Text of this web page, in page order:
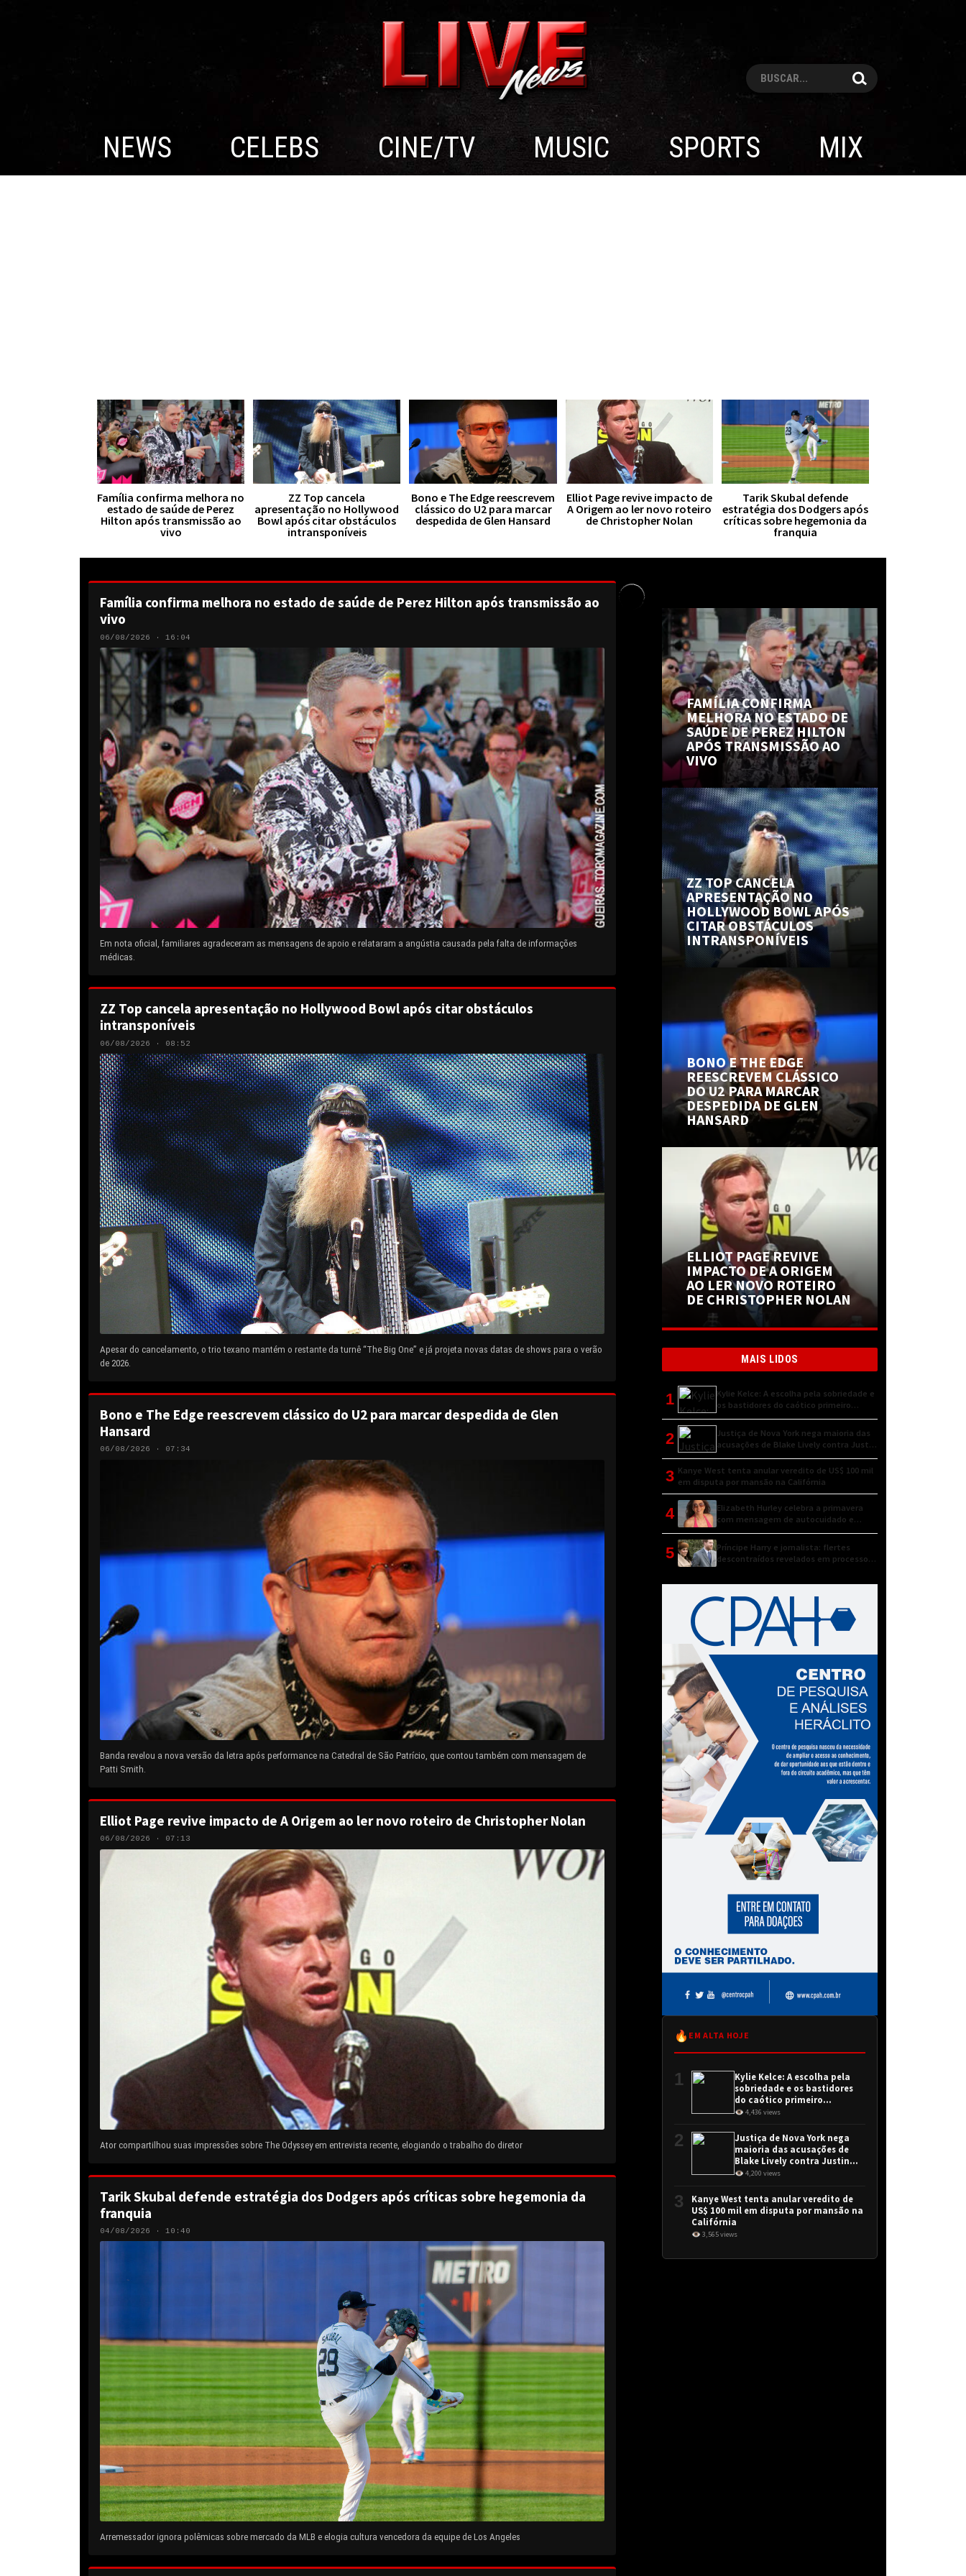
Pesquisar
NEWS CELEBS CINE/TV MUSIC SPORTS MIX
Família confirma melhora no
estado de saúde de Perez
Hilton após transmissão ao
vivo
ZZ Top cancela
apresentação no Hollywood
Bowl após citar obstáculos
intransponíveis
Bono e The Edge reescrevem
clássico do U2 para marcar
despedida de Glen Hansard
Elliot Page revive impacto de
A Origem ao ler novo roteiro
de Christopher Nolan
Tarik Skubal defende
estratégia dos Dodgers após
críticas sobre hegemonia da
franquia
Família confirma melhora no estado de saúde de Perez Hilton após transmissão ao
vivo
06/08/2026 · 16:04
Em nota oficial, familiares agradeceram as mensagens de apoio e relataram a angústia causada pela falta de informações
médicas.
ZZ Top cancela apresentação no Hollywood Bowl após citar obstáculos
intransponíveis
06/08/2026 · 08:52
Apesar do cancelamento, o trio texano mantém o restante da turnê “The Big One” e já projeta novas datas de shows para o verão
de 2026.
Bono e The Edge reescrevem clássico do U2 para marcar despedida de Glen
Hansard
06/08/2026 · 07:34
Banda revelou a nova versão da letra após performance na Catedral de São Patrício, que contou também com mensagem de
Patti Smith.
Elliot Page revive impacto de A Origem ao ler novo roteiro de Christopher Nolan
06/08/2026 · 07:13
Ator compartilhou suas impressões sobre The Odyssey em entrevista recente, elogiando o trabalho do diretor
Tarik Skubal defende estratégia dos Dodgers após críticas sobre hegemonia da
franquia
04/08/2026 · 10:40
Arremessador ignora polêmicas sobre mercado da MLB e elogia cultura vencedora da equipe de Los Angeles
FAMÍLIA CONFIRMA
MELHORA NO ESTADO DE
SAÚDE DE PEREZ HILTON
APÓS TRANSMISSÃO AO
VIVO
ZZ TOP CANCELA
APRESENTAÇÃO NO
HOLLYWOOD BOWL APÓS
CITAR OBSTÁCULOS
INTRANSPONÍVEIS
BONO E THE EDGE
REESCREVEM CLÁSSICO
DO U2 PARA MARCAR
DESPEDIDA DE GLEN
HANSARD
ELLIOT PAGE REVIVE
IMPACTO DE A ORIGEM
AO LER NOVO ROTEIRO
DE CHRISTOPHER NOLAN
MAIS LIDOS
1
Kylie Kelce: A escolha pela sobriedade e
os bastidores do caótico primeiro
encontro
2
Justiça de Nova York nega maioria das
acusações de Blake Lively contra Justin
Baldoni
3 Kanye West tenta anular veredito de US$ 100 mil
em disputa por mansão na Califórnia
4
Elizabeth Hurley celebra a primavera
com mensagem de autocuidado e
conexão natural
5
Príncipe Harry e jornalista: flertes
descontraídos revelados em processo
🔥 EM ALTA HOJE
1
Kylie Kelce: A escolha pela
sobriedade e os bastidores
do caótico primeiro
encontro
👁 4,436 views
2
Justiça de Nova York nega
maioria das acusações de
Blake Lively contra Justin
Baldoni
👁 4,200 views
3
Kanye West tenta anular veredito de
US$ 100 mil em disputa por mansão na
Califórnia
👁 3,565 views